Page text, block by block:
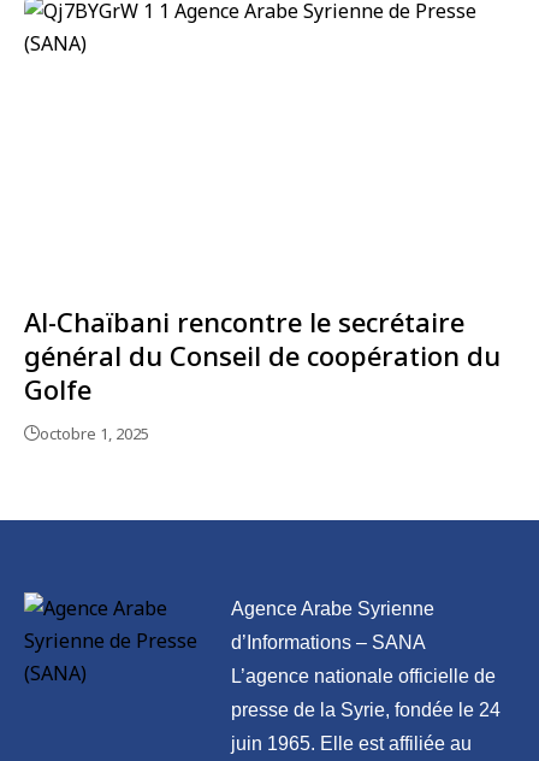
Al-Chaïbani rencontre le secrétaire
général du Conseil de coopération du
Golfe
octobre 1, 2025
Agence Arabe Syrienne
d’Informations – SANA
L’agence nationale officielle de
presse de la Syrie, fondée le 24
juin 1965. Elle est affiliée au